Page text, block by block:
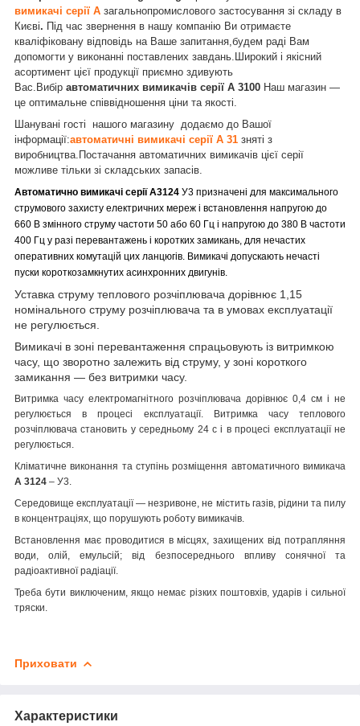
вимикачі серії А загальнопромислового застосування зі складу в
Києві. Під час звернення в нашу компанію Ви отримаєте
кваліфіковану відповідь на Ваше запитання,будем раді Вам
допомогти у виконанні поставлених завдань.Широкий і якісний
асортимент цієї продукції приємно здивують
Вас.Вибір автоматичних вимикачів серії А 3100 Наш магазин —
це оптимальне співвідношення ціни та якості.
Шанувані гості нашого магазину додаємо до Вашої
інформації:автоматичні вимикачі серії А 31 зняті з
виробництва.Постачання автоматичних вимикачів цієї серії
можливе тільки зі складських запасів.
Автоматично вимикачі серії А3124 У3 призначені для максимального
струмового захисту електричних мереж і встановлення напругою до
660 В змінного струму частоти 50 або 60 Гц і напругою до 380 В частоти
400 Гц у разі перевантажень і коротких замикань, для нечастих
оперативних комутацій цих ланцюгів. Вимикачі допускають нечасті
пуски короткозамкнутих асинхронних двигунів.
Уставка струму теплового розчіплювача дорівнює 1,15
номінального струму розчіплювача та в умовах експлуатації
не регулюється.
Вимикачі в зоні перевантаження спрацьовують із витримкою
часу, що зворотно залежить від струму, у зоні короткого
замикання — без витримки часу.
Витримка часу електромагнітного розчіплювача дорівнює 0,4 см і не
регулюється в процесі експлуатації. Витримка часу теплового
розчіплювача становить у середньому 24 с і в процесі експлуатації не
регулюється.
Кліматичне виконання та ступінь розміщення автоматичного вимикача
А 3124 – У3.
Середовище експлуатації — незривоне, не містить газів, рідини та пилу
в концентраціях, що порушують роботу вимикачів.
Встановлення має проводитися в місцях, захищених від потрапляння
води, олій, емульсій; від безпосереднього впливу сонячної та
радіоактивної радіації.
Треба бути виключеним, якщо немає різких поштовхів, ударів і сильної
тряски.
Приховати
Характеристики